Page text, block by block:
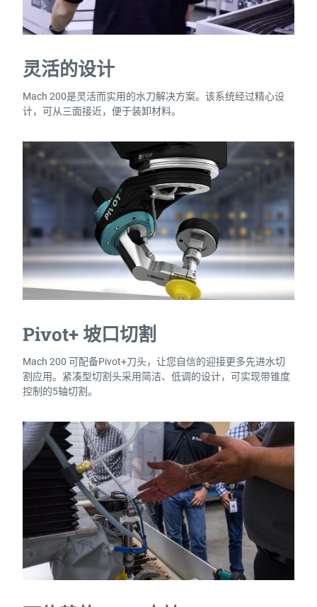
灵活的设计
Mach 200是灵活而实用的水刀解决方案。该系统经过精心设
计，可从三面接近，便于装卸材料。
Pivot+ 坡口切割
Mach 200 可配备Pivot+刀头，让您自信的迎接更多先进水切
割应用。紧凑型切割头采用简洁、低调的设计，可实现带锥度
控制的5轴切割。